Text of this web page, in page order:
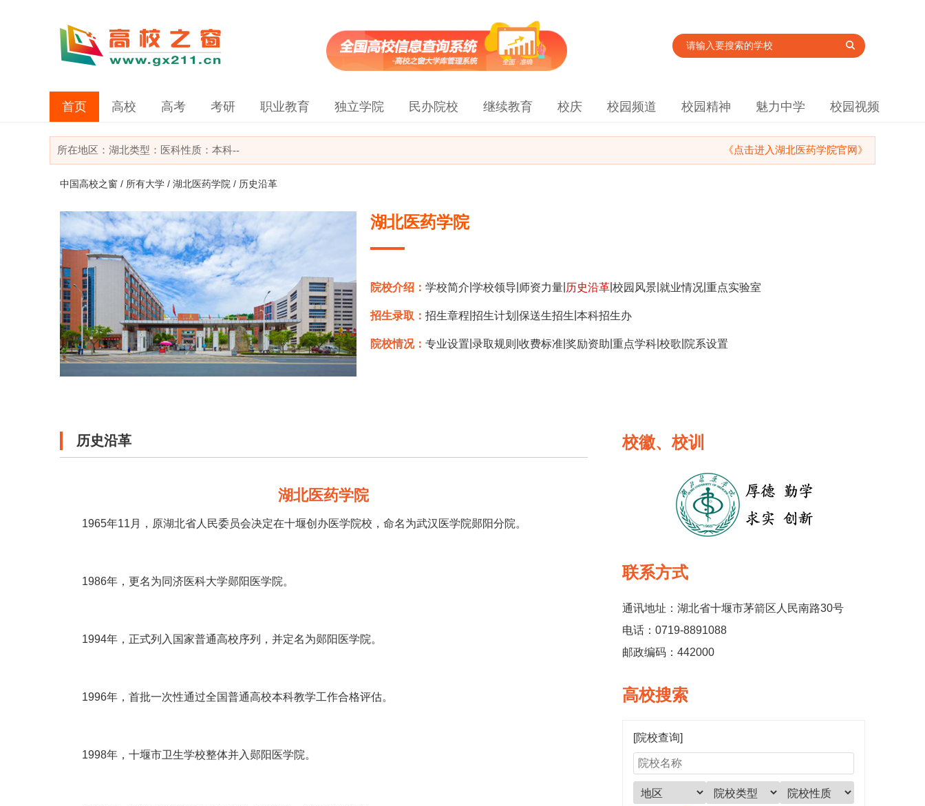
首页 高校 高考 考研 职业教育 独立学院 民办院校 继续教育 校庆 校园频道 校园精神 魅力中学 校园视频
所在地区： 湖北类型： 医科性质：本科-- 《点击进入湖北医药学院官网》
中国高校之窗 / 所有大学 / 湖北医药学院 / 历史沿革
湖北医药学院
院校介绍：学校简介 |学校领导 师资力量 历史沿革 |校园风景 就业情况 |重点实验室
招生录取：招生章程 |招生计划 |保送生招生 |本科招生办
院校情况：专业设置 |录取规则 |收费标准 |奖励资助 |重点学科 |校歌 院系设置
历史沿革
湖北医药学院
1965年11月，原湖北省人民委员会决定在十堰创办医学院校，命名为武汉医学院郧阳分院。
1986年，更名为同济医科大学郧阳医学院。
1994年，正式列入国家普通高校序列，并定名为郧阳医学院。
1996年，首批一次性通过全国普通高校本科教学工作合格评估。
1998年，十堰市卫生学校整体并入郧阳医学院。
校徽、校训
联系方式
通讯地址：湖北省十堰市茅箭区人民南路30号
电话：0719-8891088
邮政编码：442000
高校搜索
[院校查询]